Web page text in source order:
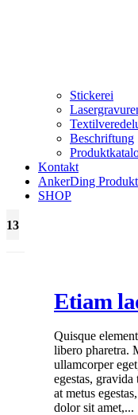
Stickerei
Beschriftung
Kontakt
AnkerDing
SHOP
13
Etiam
Quisque
libero pharetra.
ullamcorper
egestas,
at metus
dolor sit amet,...